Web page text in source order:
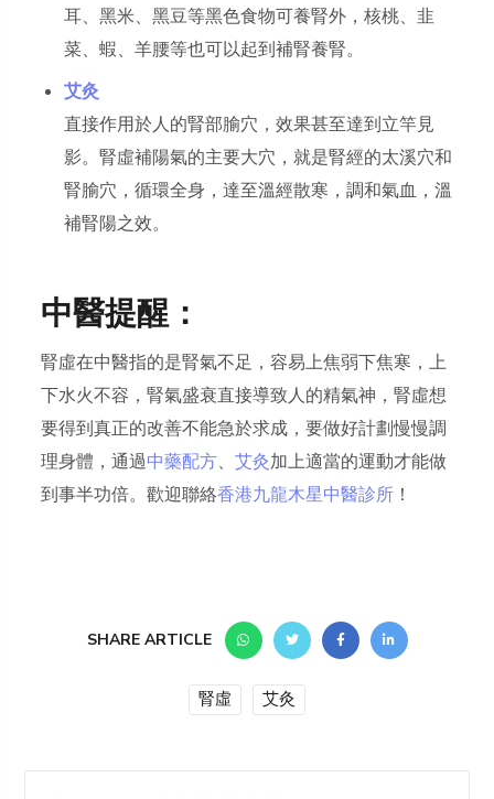
耳、黑米、黑豆等黑色食物可養腎外，核桃、韭
菜、蝦、羊腰等也可以起到補腎養腎。
艾灸
直接作用於人的腎部腧穴，效果甚至達到立竿見
影。腎虛補陽氣的主要大穴，就是腎經的太溪穴和
腎腧穴，循環全身，達至溫經散寒，調和氣血，溫
補腎陽之效。
中醫提醒：
腎虛在中醫指的是腎氣不足，容易上焦弱下焦寒，上
下水火不容，腎氣盛衰直接導致人的精氣神，腎虛想
要得到真正的改善不能急於求成，要做好計劃慢慢調
理身體，通過中藥配方、艾灸加上適當的運動才能做
到事半功倍。歡迎聯絡香港九龍木星中醫診所 ！
SHARE ARTICLE
腎虛 艾灸